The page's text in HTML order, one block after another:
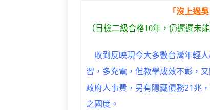
e
o
o
k
teg
m
C
h r
「沒上過
（日檢二級合格10年，仍遲遲未
收到反映現今大多數台灣年輕
習，多充電，但教學成效不彰，
政府人事費，另有隱藏債務21兆
之國度。